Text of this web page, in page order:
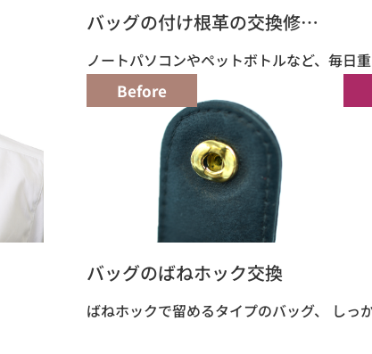
バッグの付け根革の交換修…
ノートパソコンやペットボトルなど、毎日
Before
バッグのばねホック交換
ばねホックで留めるタイプのバッグ、 し